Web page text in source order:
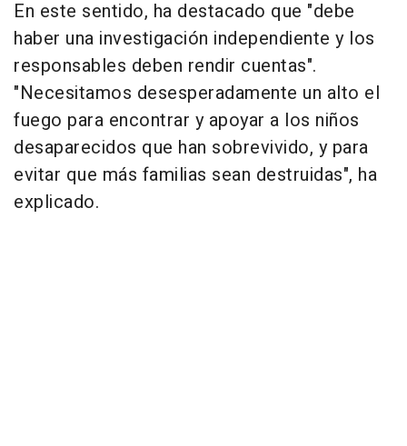
En este sentido, ha destacado que "debe
haber una investigación independiente y los
responsables deben rendir cuentas".
"Necesitamos desesperadamente un alto el
fuego para encontrar y apoyar a los niños
desaparecidos que han sobrevivido, y para
evitar que más familias sean destruidas", ha
explicado.